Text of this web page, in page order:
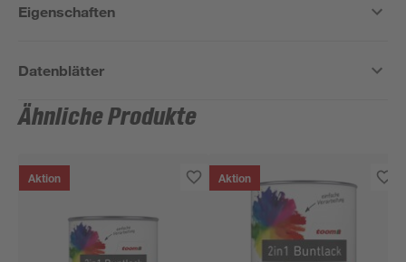
Eigenschaften
Datenblätter
Ähnliche Produkte
Aktion Aktion